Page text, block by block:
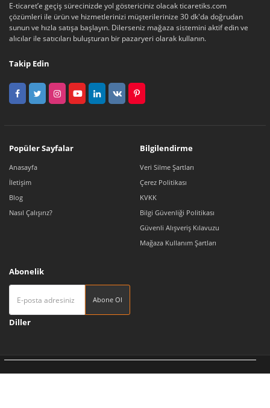
E-ticaret’e geçiş sürecinizde yol göstericiniz olacak ticaretiks.com
çözümleri ile ürün ve hizmetlerinizi müşterilerinize 30 dk'da doğrudan
sunun ve hızla satışa başlayın. Dilerseniz mağaza sistemini aktif edin ve
alıcılar ile satıcıları buluşturan bir pazaryeri olarak kullanın.
Takip Edin
Popüler Sayfalar
Anasayfa
İletişim
Blog
Nasıl Çalışırız?
Bilgilendirme
Veri Silme Şartları
Çerez Politikası
KVKK
Bilgi Güvenliği Politikası
Güvenli Alışveriş Kılavuzu
Mağaza Kullanım Şartları
Abonelik
Abone Ol
Diller